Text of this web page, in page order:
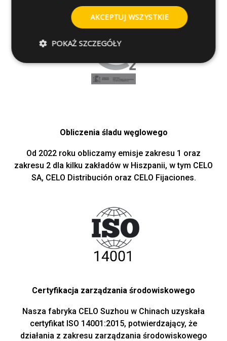
Obliczenia śladu węglowego
Od 2022 roku obliczamy emisje zakresu 1 oraz
zakresu 2 dla kilku zakładów w Hiszpanii, w tym CELO
SA, CELO Distribución oraz CELO Fijaciones.
Certyfikacja zarządzania środowiskowego
Nasza fabryka CELO Suzhou w Chinach uzyskała
certyfikat ISO 14001:2015, potwierdzający, że
działania z zakresu zarządzania środowiskowego
AKCEPTUJ WSZYSTKIE
POKAŻ SZCZEGÓŁY